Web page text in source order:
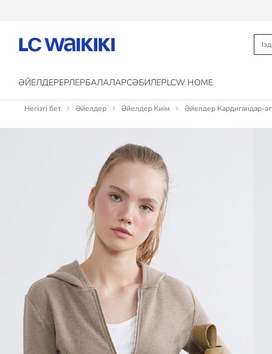
ӘЙЕЛДЕРЕРЛЕРБАЛАЛАРCӘБИЛЕРLCW HOME
Негізгі бет Әйелдер Әйелдер Киім Әйелдер Кардигандар-